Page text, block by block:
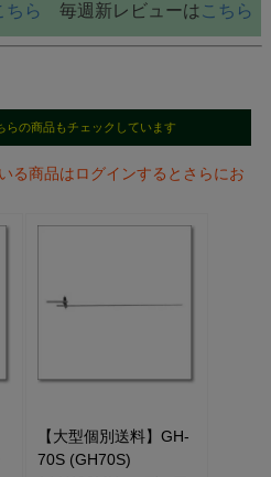
ちら 毎週新レビューは こちら
らの商品もチェックしています
る商品はログインするとさらにお
【大型個別送料】GH-
70S (GH70S)